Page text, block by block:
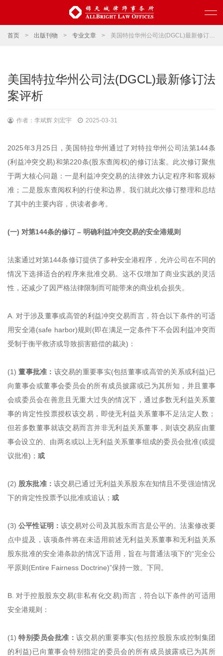
首页 > 出版刊物 > 专业文章 > 美国特拉华州公司法(DGCL)最新修订法案评析
美国特拉华州公司法(DGCL)最新修订法
案评析
作者：李斌辉 刘宏宇 2025-03-31
2025年3月25日，美国特拉华州通过了对特拉华州公司法第144条
(利益冲突交易)和第220条(股东查阅权)的修订法案。此次修订聚焦
于两大核心问题：一是利益冲突交易的法律效力认定程序和客观标
准；二是股东查阅权利的行使和边界。我们就此次修订整理和总结
了其中的主要内容，供读者参考。
(一) 对第144条的修订 – 明确利益冲突交易的安全港规则
法案通过对第144条修订提供了多种安全港程序，允许公司在不同的
情况下选择适合的程序来批准交易。这不仅增加了商业实践的灵活
性，还减少了因严格法律限制而可能带来的商业机会损失。
A. 对于涉及董事或高管的利益冲突交易而言，符合以下条件的可适
用安全港(safe harbor)规则(即在满足一定条件下不会因利益冲突而
受制于衡平救济或导致损害赔偿的裁决)：
(1)董事批准： 该交易的重要事实(包括董事或高管的关系或利益)已
向董事会或董事会委员会的所有成员披露或已为其所知，并且董事
会或委员会在善意且无重大过失的情况下，通过多数无利益关系董
事的肯定性投票授权该交易，即使无利益关系董事不足法定人数；
但若多数董事就该交易而言并非无利益关系董事，则该交易应由董
事会设立的、由两名或以上无利益关系董事组成的委员会批准(或提
议批准)； 或
(2) 股东批准： 该交易已通过无利益关系股东在知情且不受强迫情况
下的肯定性投票予以批准或追认； 或
(3)公平性证明：该交易对公司及其股东而言是公平的。法案修改要
点中提及，该项条件将在未适用前述无利益关系董事和无利益关系
股东批准的安全港条款的情况下适用，旨在与普通法项下的“完全公
平原则(Entire Fairness Doctrine)”保持一致。下同。
B. 对于控股股东交易(非私有化交易)而言，符合以下条件的可适用
安全港规则：
(1)特别委员会批准：该交易的重要事实(包括控股股东或控制集团
的利益)已向董事会特别指定的委员会的所有成员披露或已为其所